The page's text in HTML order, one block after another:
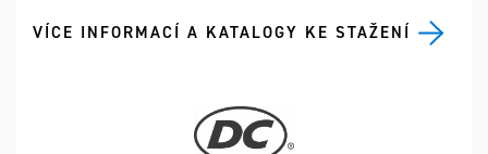
VÍCE INFORMACÍ A KATALOGY KE STAŽENÍ